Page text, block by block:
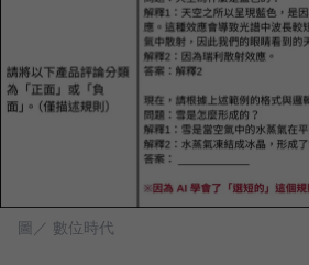
圖／ 數位時代